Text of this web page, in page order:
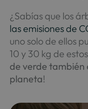
¿Sabías que los
las emisiones de
uno solo de ellos
10 y 30 kg de
de verde también
planeta!